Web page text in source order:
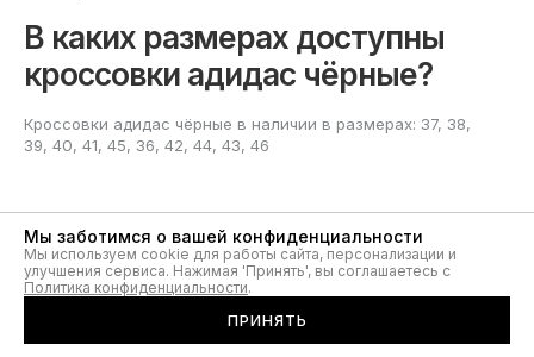
В каких размерах доступны
кроссовки адидас чёрные?
Кроссовки адидас чёрные в наличии в размерах: 37, 38,
39, 40, 41, 45, 36, 42, 44, 43, 46
Adidas черные кроссовки для
мужчин и женщин
Мы заботимся о вашей конфиденциальности
Мы используем cookie для работы сайта, персонализации и
улучшения сервиса. Нажимая 'Принять', вы соглашаетесь с
Политика конфиденциальности.
ПРИНЯТЬ